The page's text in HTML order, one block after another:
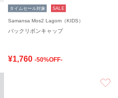
タイムセール対象 SALE
Samansa Mos2 Lagom（KIDS）
バックリボンキャップ
¥1,760 -50%OFF-